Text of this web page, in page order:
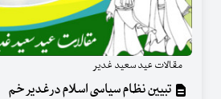
مقالات عید سعید غدیر
تبیین نظام سیاسی اسلام در غدیر خم